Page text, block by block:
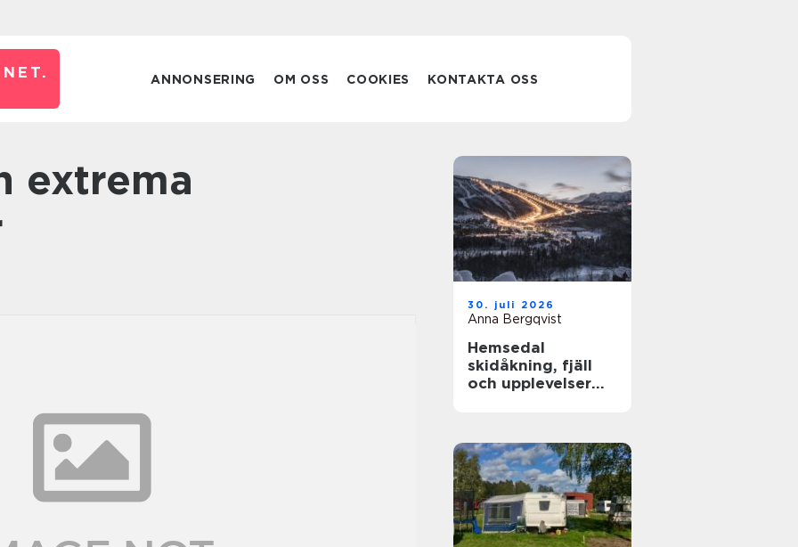
ANNONSERING OM OSS COOKIES KONTAKTA OSS
30. juli 2026
Anna Bergqvist
Hemsedal
skidåkning, fjäll
och upplevelser